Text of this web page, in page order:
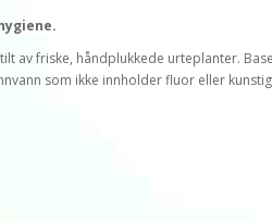
av friske, håndplukkede urteplanter.
som ikke innholder fluor eller